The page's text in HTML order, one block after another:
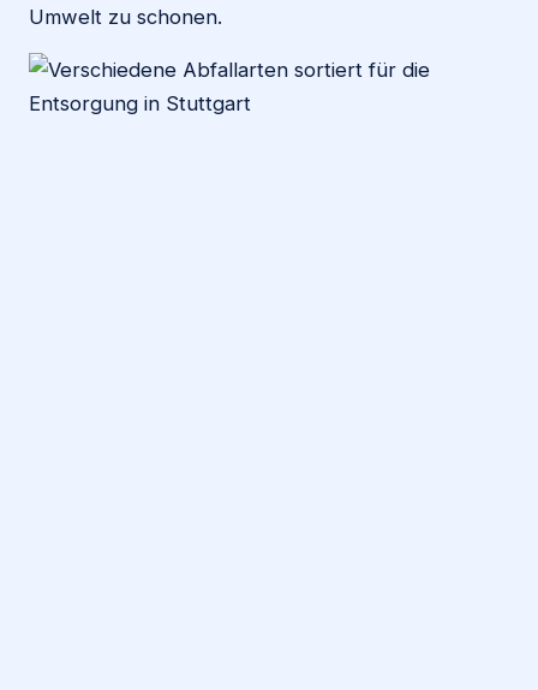
Umwelt zu schonen.